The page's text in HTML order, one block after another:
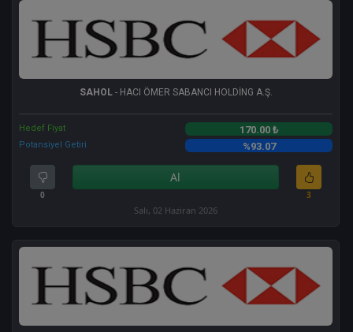
SAHOL- HACI ÖMER SABANCI HOLDİNG A.Ş.
Hedef Fiyat 170.00 ₺
Potansiyel Getiri %93.07
0
Al
3
Salı, 02 Haziran 2026